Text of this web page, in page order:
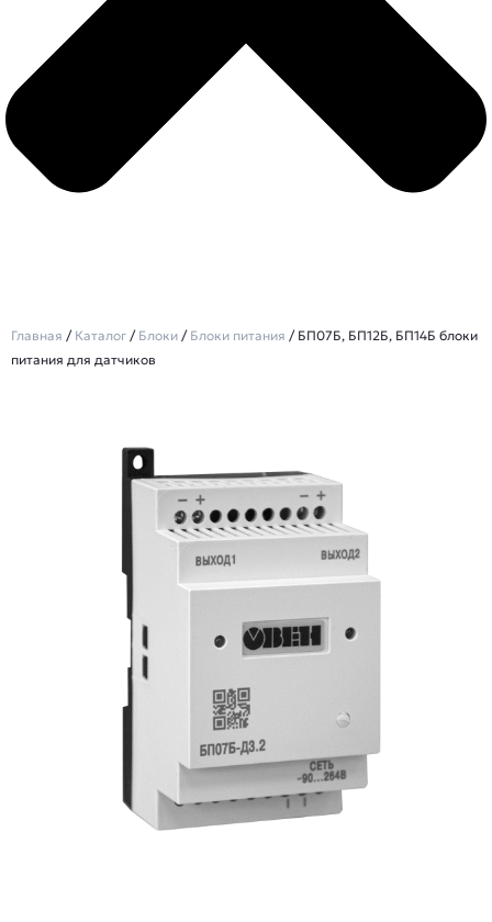
Главная / Каталог / Блоки / Блоки питания / БП07Б, БП12Б, БП14Б блоки
питания для датчиков